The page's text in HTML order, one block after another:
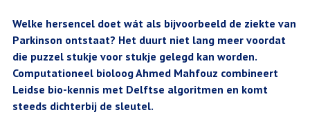
Welke hersencel doet wát als bijvoorbeeld de ziekte van
Parkinson ontstaat? Het duurt niet lang meer voordat
die puzzel stukje voor stukje gelegd kan worden.
Computationeel bioloog Ahmed Mahfouz combineert
Leidse bio-kennis met Delftse algoritmen en komt
steeds dichterbij de sleutel.